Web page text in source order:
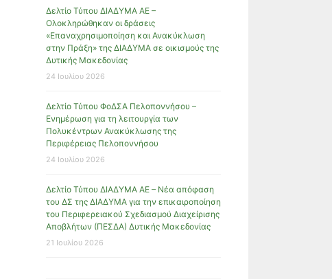
Δελτίο Τύπου ΔΙΑΔΥΜΑ ΑΕ –
Ολοκληρώθηκαν οι δράσεις
«Επαναχρησιμοποίηση και Ανακύκλωση
στην Πράξη» της ΔΙΑΔΥΜΑ σε οικισμούς της
Δυτικής Μακεδονίας
24 Ιουλίου 2026
Δελτίο Τύπου ΦοΔΣΑ Πελοποννήσου –
Ενημέρωση για τη λειτουργία των
Πολυκέντρων Ανακύκλωσης της
Περιφέρειας Πελοποννήσου
24 Ιουλίου 2026
Δελτίο Τύπου ΔΙΑΔΥΜΑ ΑΕ – Νέα απόφαση
του ΔΣ της ΔΙΑΔΥΜΑ για την επικαιροποίηση
του Περιφερειακού Σχεδιασμού Διαχείρισης
Αποβλήτων (ΠΕΣΔΑ) Δυτικής Μακεδονίας
21 Ιουλίου 2026